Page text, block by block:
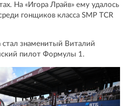
На «Игора Лрайв» ему удалось
гонщиков класса SMP TCR
знаменитый Виталий
пилот Формулы 1.